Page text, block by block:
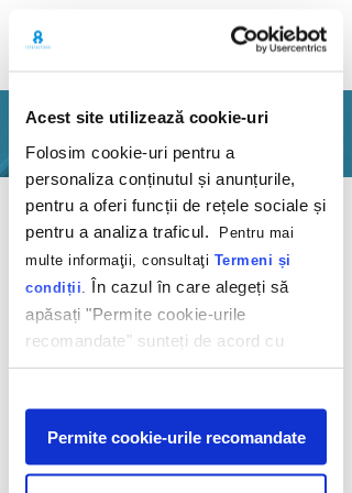
Acest site utilizează cookie-uri
Folosim cookie-uri pentru a
personaliza conținutul și anunțurile,
pentru a oferi funcții de rețele sociale și
pentru a analiza traficul.
Pentru mai
multe informaţii, consultaţi Termeni și
condiții În cazul în care alegeți să
apăsați "Permite cookie-urile
recomandate" sunteți de acord cu
utilizarea modulelor noastre cookie.
Afişare
Permite cookie-urile recomandate
PORTOFOLIU
Inapoi
Colecționează
magneți și jucării
Disney/Pixar
Hochland